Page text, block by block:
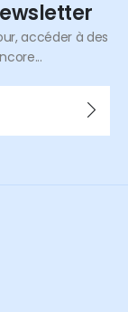
accéder à des